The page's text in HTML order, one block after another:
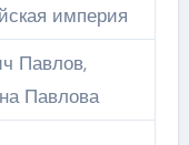
империя
Павлов,
Павлова